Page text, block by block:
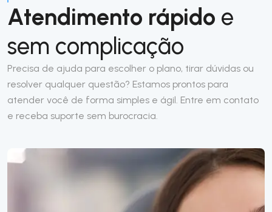
Atendimento rápido e
sem complicação
Precisa de ajuda para escolher o plano, tirar dúvidas ou
resolver qualquer questão? Estamos prontos para
atender você de forma simples e ágil. Entre em contato
e receba suporte sem burocracia.